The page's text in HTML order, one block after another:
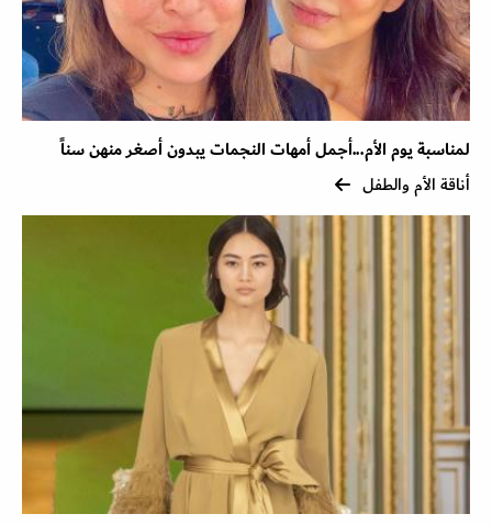
لمناسبة يوم الأم...أجمل أمهات النجمات يبدون أصغر منهن سناً
أناقة الأم والطفل